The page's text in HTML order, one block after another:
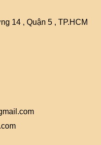
14 , Quận 5 , TP.HCM